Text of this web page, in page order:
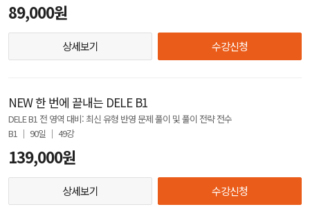
89,000원
상세보기 수강신청
NEW 한 번에 끝내는 DELE B1
DELE B1 전 영역 대비: 최신 유형 반영 문제 풀이 및 풀이 전략 전수
B1 │ 90일 │ 49강
139,000원
상세보기 수강신청